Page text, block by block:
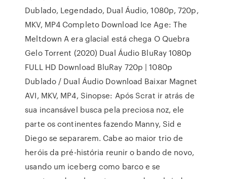
Dublado, Legendado, Dual Áudio, 1080p, 720p,
MKV, MP4 Completo Download Ice Age: The
Meltdown A era glacial está chega O Quebra
Gelo Torrent (2020) Dual Áudio BluRay 1080p
FULL HD Download BluRay 720p | 1080p
Dublado / Dual Áudio Download Baixar Magnet
AVI, MKV, MP4, Sinopse: Após Scrat ir atrás de
sua incansável busca pela preciosa noz, ele
parte os continentes fazendo Manny, Sid e
Diego se separarem. Cabe ao maior trio de
heróis da pré-história reunir o bando de novo,
usando um iceberg como barco e se